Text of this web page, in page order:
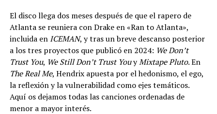
El disco llega dos meses después de que el rapero de
Atlanta se reuniera con Drake en «Ran to Atlanta»,
incluida en ICEMAN, y tras un breve descanso posterior
a los tres proyectos que publicó en 2024: We Don’t
Trust You, We Still Don’t Trust YouyMixtape Pluto. En
The Real Me, Hendrix apuesta por el hedonismo, el ego,
la reflexión y la vulnerabilidad como ejes temáticos.
Aquí os dejamos todas las canciones ordenadas de
menor a mayor interés.